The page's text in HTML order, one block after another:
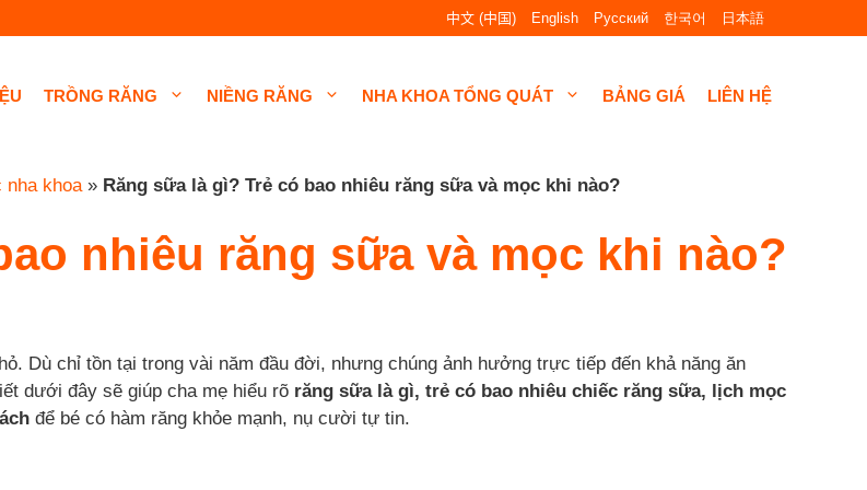
中文 (中国) English Русский 한국어 日本語
TRỒNG RĂNG NIỀNG RĂNG NHA KHOA TỔNG QUÁT BẢNG GIÁ LIÊN HỆ
nha khoa» Răng sữa là gì? Trẻ có bao nhiêu răng sữa và mọc khi nào?
nhiêu răng sữa và mọc khi nào?
Dù chỉ tồn tại trong vài năm đầu đời, nhưng chúng ảnh hưởng trực tiếp đến khả năng ăn
dưới đây sẽ giúp cha mẹ hiểu rõ răng sữa là gì, trẻ có bao nhiêu chiếc răng sữa, lịch mọc
để bé có hàm răng khỏe mạnh, nụ cười tự tin.